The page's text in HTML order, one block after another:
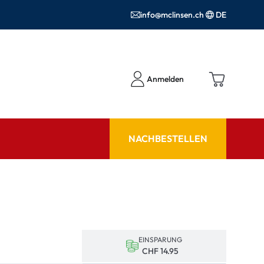
info@mclinsen.ch DE
Anmelden
NACHBESTELLEN
EINSPARUNG
CHF 14.95